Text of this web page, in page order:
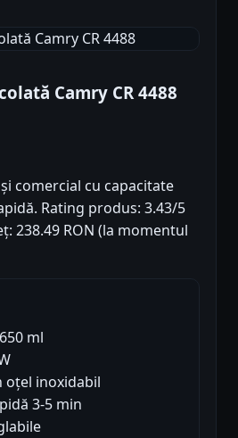
Camry CR 4488
comercial cu capacitate
Rating produs: 3.43/5
238.49 RON (la momentul
ml
oțel inoxidabil
3-5 min